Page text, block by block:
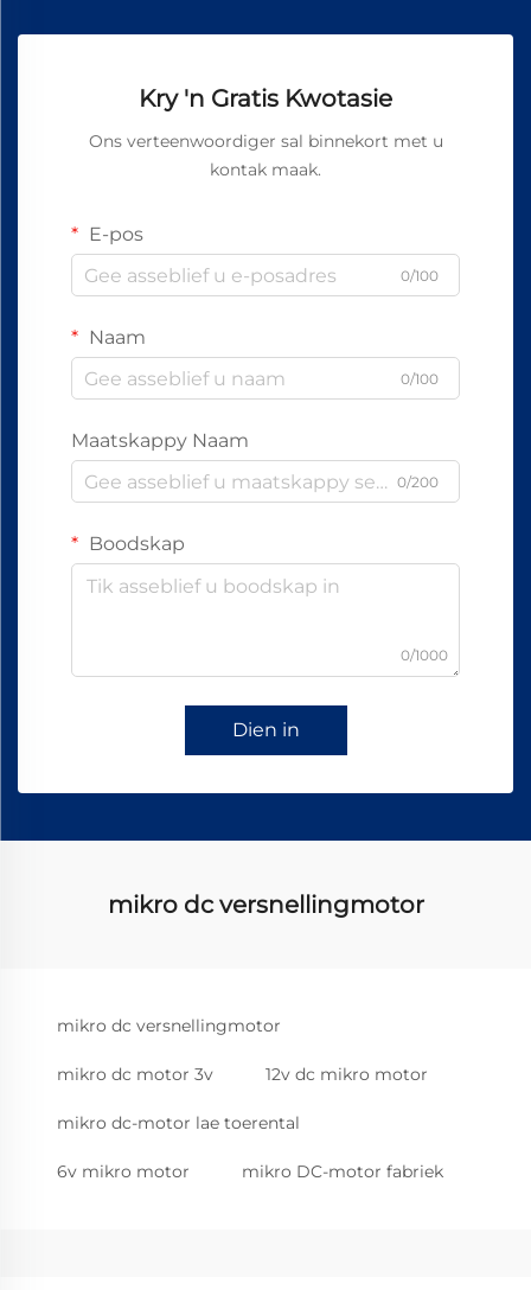
Kry 'n Gratis Kwotasie
Ons verteenwoordiger sal binnekort met u
kontak maak.
E-pos
0/100
Naam
0/100
Maatskappy Naam
0/200
Boodskap
0/1000
Dien in
mikro dc versnellingmotor
mikro dc versnellingmotor
mikro dc motor 3v 12v dc mikro motor
mikro dc-motor lae toerental
6v mikro motor mikro DC-motor fabriek